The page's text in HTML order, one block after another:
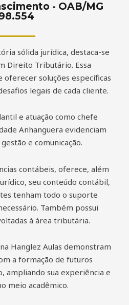
- OAB/MG
sólida jurídica, destaca-se
Direito Tributário. Essa
soluções específicas
legais de cada cliente.
e atuação como chefe
Anhanguera evidenciam
e comunicação.
contábeis, oferece, além
seu conteúdo contábil,
tenham todo o suporte
Também possui
à área tributária.
Hanglez Aulas demonstram
a formação de futuros
ampliando sua experiência e
meio acadêmico.